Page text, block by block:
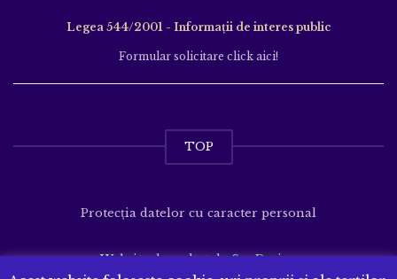
Legea 544/2001 - Informații de interes public
Formular solicitare click aici!
TOP
Protecția datelor cu caracter personal
Website dezvoltat deSenDesign